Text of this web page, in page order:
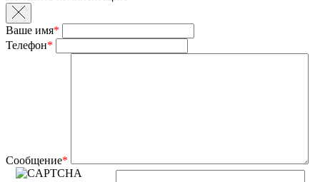
Ваше имя*
Телефон*
Сообщение*